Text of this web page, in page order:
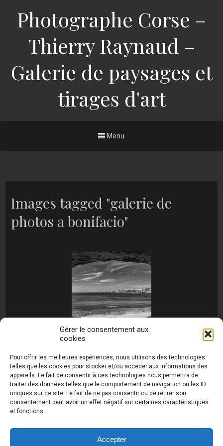
Gérer le consentement aux
cookies
Pour offrir les meilleures expériences, nous utilisons des technologies
telles que les cookies pour stocker et/ou accéder aux informations des
appareils. Le fait de consentir à ces technologies nous permettra de
traiter des données telles que le comportement de navigation ou les ID
uniques sur ce site. Le fait de ne pas consentir ou de retirer son
consentement peut avoir un effet négatif sur certaines caractéristiques
et fonctions.
Accepter
Photographe Corse –
Thierry Raynaud –
Galerie de paysages et
tirages d'art
Menu
Images tagged "galerie de
photos a bonifacio"
raynaud.com ©
Toutes les photos de ce site sont